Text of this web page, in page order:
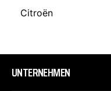
Citroën
UNTERNEHMEN